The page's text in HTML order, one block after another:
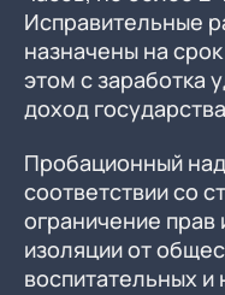
Исправительные
назначены на
этом с заработка
доход
Пробационный
соответствии со
ограничение
изоляции от
воспитательных